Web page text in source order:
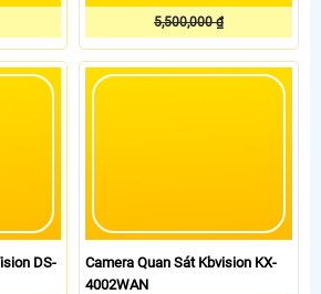
5,500,000 ₫
DS-
Camera Quan Sát Kbvision KX-
4002WAN